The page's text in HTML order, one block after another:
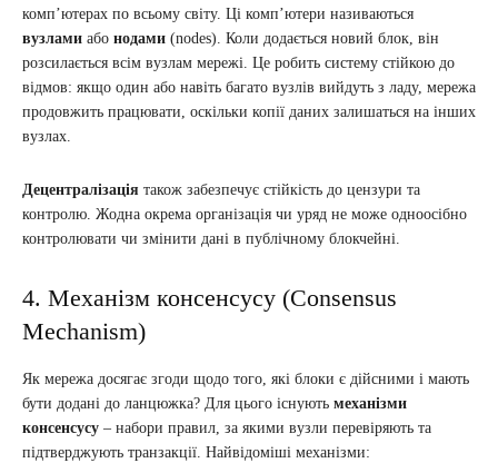
комп’ютерах по всьому світу. Ці комп’ютери називаються
вузлами або нодами (nodes). Коли додається новий блок, він
розсилається всім вузлам мережі. Це робить систему стійкою до
відмов: якщо один або навіть багато вузлів вийдуть з ладу, мережа
продовжить працювати, оскільки копії даних залишаться на інших
вузлах.
Децентралізація також забезпечує стійкість до цензури та
контролю. Жодна окрема організація чи уряд не може одноосібно
контролювати чи змінити дані в публічному блокчейні.
4. Механізм консенсусу (Consensus
Mechanism)
Як мережа досягає згоди щодо того, які блоки є дійсними і мають
бути додані до ланцюжка? Для цього існують механізми
консенсусу – набори правил, за якими вузли перевіряють та
підтверджують транзакції. Найвідоміші механізми: